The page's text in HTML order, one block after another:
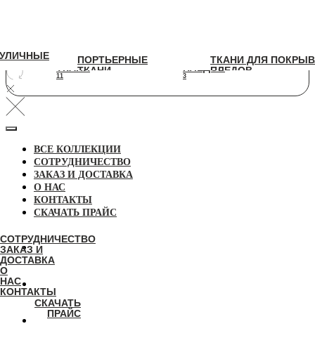
СОТРУДНИЧЕСТВО
ЗАКАЗ И
ДОСТАВКА
О
НАС
КОНТАКТЫ
СКАЧАТЬ
ПРАЙС
ПОРТЬЕРНЫЕ
ТКАНИ
11
ТКАНИ ДЛЯ ПОКРЫВАЛ И
ПЛЕДОВ
3
ПОРТЬЕРНЫЕ
ТКАНИ
ТКАНИ ДЛЯ
ПЛЕДОВ
УЛИЧНЫЕ
ВСЕ КОЛЛЕКЦИИ
СОТРУДНИЧЕСТВО
ЗАКАЗ И ДОСТАВКА
О НАС
КОНТАКТЫ
СКАЧАТЬ ПРАЙС